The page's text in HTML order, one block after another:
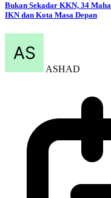
Bukan Sekadar KKN, 34
IKN dan Kota Masa Depan
ASHAD